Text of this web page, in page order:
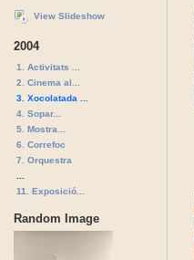
View Slideshow
2004
1. Activitats ...
2. Cinema al...
3. Xocolatada ...
4. Sopar...
5. Mostra...
6. Correfoc
7. Orquestra
11. Exposició...
Random Image